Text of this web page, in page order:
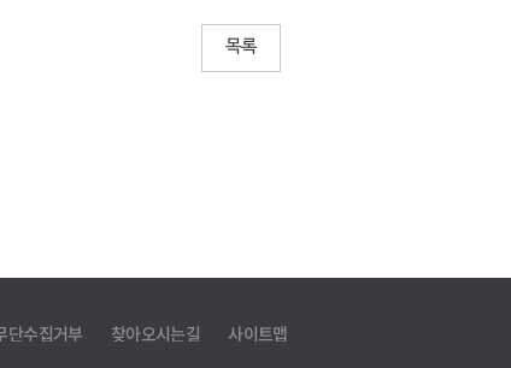
목록
단수집거부 찾아오시는길 사이트맵